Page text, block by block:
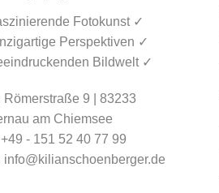
Fotokunst ✓
Perspektiven ✓
Bildwelt ✓
Römerstraße 9 | 83233
am Chiemsee
+49 - 151 52 40 77 99
info@kilianschoenberger.de